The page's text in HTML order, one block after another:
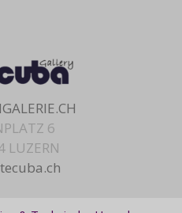
6
LUZERN